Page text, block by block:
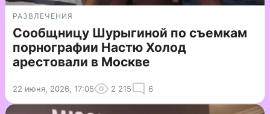
РАЗВЛЕЧЕНИЯ
Сообщницу Шурыгиной по съемкам
порнографии Настю Холод
арестовали в Москве
22 июня, 2026, 17:05 2 215 6